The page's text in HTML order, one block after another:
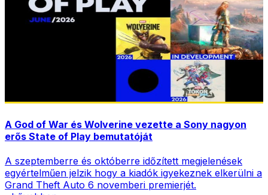
A God of War és Wolverine vezette a Sony nagyon
erős State of Play bemutatóját
A szeptemberre és októberre időzített megjelenések
egyértelműen jelzik hogy a kiadók igyekeznek elkerülni a
Grand Theft Auto 6 novemberi premierjét.